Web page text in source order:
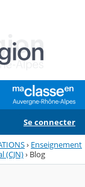
Se connecter
› Enseignement
(CJN)› Blog